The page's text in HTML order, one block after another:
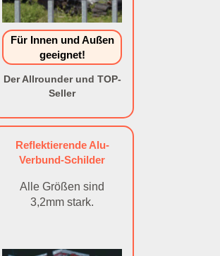
Für Innen und Außen
geeignet!
Der Allrounder und TOP-
Seller
Reflektierende Alu-
Verbund-Schilder
Alle Größen sind
3,2mm stark.